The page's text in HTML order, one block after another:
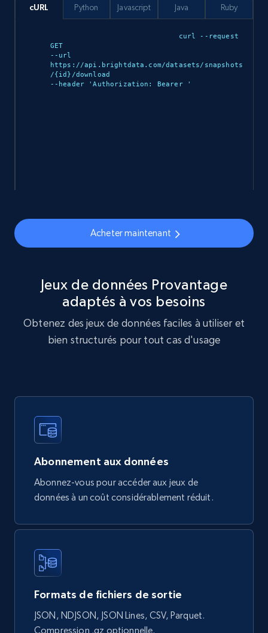
901+ 114+ Buy Now
Sephora products
URL, ID, Name, Sku, In stock, Regular price,
Naver products
URL, Product id, Title, Original price, Final price,
eCommerce
Currency, Rating, Reviews count, and more.
Wayfair products
URL, Product id, Title, Rating, Reviews count,
eCommerce
cURL
curl --request
GET
--url
https://api.brightdata.com/datasets/snapshots
/{id}/download
--header 'Authorization: Bearer
'
Python Javascript Java Ruby
Acheter maintenant
Jeux de données Provantage
adaptés à vos besoins
Obtenez des jeux de données faciles à utiliser et
bien structurés pour tout cas d'usage
Abonnement aux données
Abonnez-vous pour accéder aux jeux de
données à un coût considérablement réduit.
Formats de fichiers de sortie
JSON, NDJSON, JSON Lines, CSV, Parquet.
Compression .gz optionnelle.